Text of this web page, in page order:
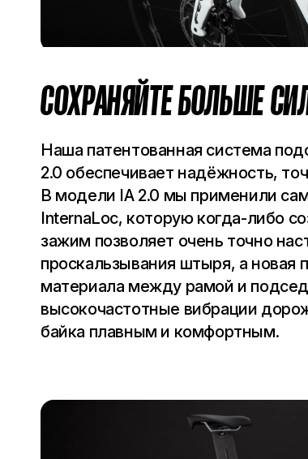
СОХРАНЯЙТЕ БОЛЬШЕ
Наша патентованная система
2.0 обеспечивает надёжность,
В модели IA 2.0 мы применили
InternaLoc, которую когда-либо
зажим позволяет очень точно
проскальзывания штыря, а новая
материала между рамой и
высокочастотные вибрации
байка плавным и комфортным.